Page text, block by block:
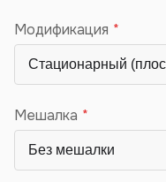
Модификация
Мешалка